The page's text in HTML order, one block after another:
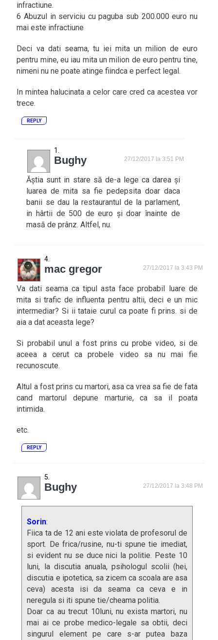
infractiune.
6 Abuzul in serviciu cu paguba sub 200.000 euro nu
mai este infractiune
Deci va dati seama, tu iei mita un milion de euro
pentru mine, eu iau mita un milion de euro pentru tine,
nimeni nu ne poate atinge fiindca e perfect legal.
In mintea halucinata a celor care cred ca acestea vor
trece.
REPLY
Bughy 27/12/2017 la 3:51 PM
Ăștia sunt in stare să de-a lege ca darea și
luarea de mita sa fie pedepsita doar daca
banii se dau la restaurantul de la parlament,
in hârtii de 500 de euro și doar înainte de
masă de prânz. Altfel, nu.
mac gregor 27/12/2017 la 3:43 PM
Va dati seama ca tipul asta face probabil luare de
mita si trafic de influenta pentru altii, deci e un mic
intermediar? Si ii tataie curul ca poate fi prins. si de
aia a dat aceasta lege?
Si probabil unul a fost prins cu probe video, si de
aceea a cerut ca probele video sa nu mai fie
recunoscute.
Altul a fost prins cu martori, asa ca vrea sa fie de fata
cand martorul depune marturie, ca sa il poata
intimida.
etc.
REPLY
Bughy 27/12/2017 la 3:48 PM
Sorin:
Fiica ta de 12 ani este violata de profesorul de
sport. De frica/rusine, nu-ti spune tie imediat,
si evident nu se duce nici la politie. Peste 10
luni, la discutia anuala, psihologul scolii (hei,
discutia e ipotetica, sa zicem ca scoala are asa
ceva) acesta isi da seama ca ceva e in
neregula si iti spune tie/cheama politia.
Doar ca au trecut 10luni, nu exista martori, nu
mai ai ce probe medico-legale sa obtii, deci
singurul element pe care s-ar putea baza